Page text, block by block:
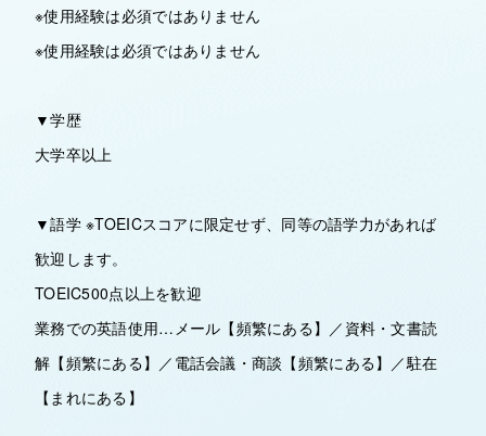
※使用経験は必須ではありません
※使用経験は必須ではありません
▼学歴
大学卒以上
▼語学 ※TOEICスコアに限定せず、同等の語学力があれば
歓迎します。
TOEIC500点以上を歓迎
業務での英語使用…メール【頻繁にある】／資料・文書読
解【頻繁にある】／電話会議・商談【頻繁にある】／駐在
【まれにある】